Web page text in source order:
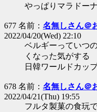
やっぱりマラドー
677 名前： 名無しさん＠
2022/04/20(Wed) 22:10
ベルギーっていつ
くなった気がする
日韓ワールドカッ
678 名前： 名無しさん＠
2022/04/21(Thu) 19:55
フルタ製菓の食玩